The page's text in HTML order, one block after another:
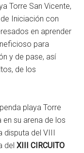
Torre San Vicente,
Iniciación con
en aprender
para
y de pase, así
de los
playa Torre
su arena de los
disputa del VIII
delXIII CIRCUITO